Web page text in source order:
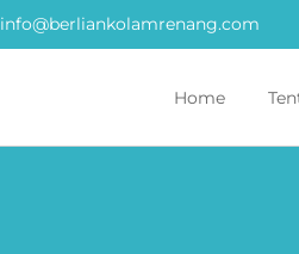
info@berliankolamrenang.com
Home